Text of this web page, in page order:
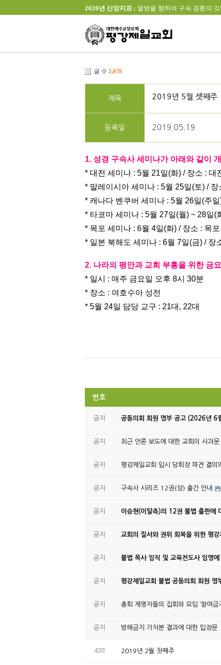
2026년 신앙지표 : 열방을 향하여 구속 경륜의
글 수 2,078
제목 2019년 5월 셋째주
등록일 2019.05.19
1. 성경 구속사 세미나가 아래와 같이
* 대전 세미나 : 5월 21일(화) / 장소 : 대
* 말레이시아 세미나 : 5월 25일(토) /
* 캐나다 벤쿠버 세미나 : 5월 26일(주
* 타코마 세미나 : 5월 27일(월) ~ 28일(
* 목포 세미나 : 6월 4일(화) / 장소 : 목
* 일본 북해도 세미나 : 6월 7일(금) / 장
2. 나라의 평안과 교회 부흥을 위한 금
* 일시 : 매주 금요일 오후 8시 30분
* 장소 : 여호수아 성전
* 5월 24일 담당 교구 : 21대, 22대
번호
공지 공동의회 회원 명부 공고 (2026년 6
공지 최근 언론 보도에 대한 교회의 사과문
공지 평강제일교회 임시 당회장 파견 결의
공지 구속사 시리즈 12권(상) 출간 안내
공지 이승현(이탈측)의 12권 불법 출판에
공지 교회의 질서와 권위 회복을 위한 평
공지 불법 목사 임직 및 교육전도사 임명
공지 평강제일교회 불법 공동의회 회원 명
공지 총회 제명자들의 집회와 모임 ‘참여금
공지 방해금지 가처분 결과에 대한 입장문
438 2019년 2월 첫째주